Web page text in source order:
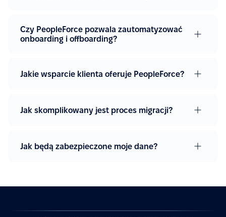
Czy PeopleForce pozwala zautomatyzować
onboarding i offboarding?
Jakie wsparcie klienta oferuje PeopleForce?
Jak skomplikowany jest proces migracji?
Jak będą zabezpieczone moje dane?